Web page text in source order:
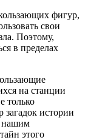
фигур,
свои
Поэтому,
в пределах
на станции
только
загадок истории
нашим
этого